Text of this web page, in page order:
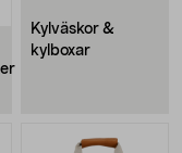
Kylväskor &
kylboxar